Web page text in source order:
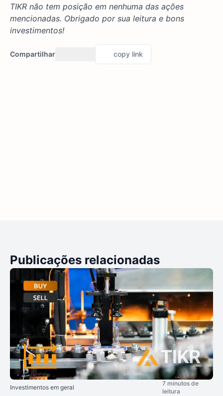
TIKR não tem posição em nenhuma das ações
mencionadas. Obrigado por sua leitura e bons
investimentos!
Compartilhar copy link
Publicações relacionadas
Investimentos em geral
7 minutos de
leitura